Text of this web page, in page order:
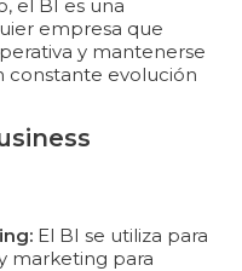
el BI es una
empresa que
y mantenerse
constante evolución
El BI se utiliza para
marketing para